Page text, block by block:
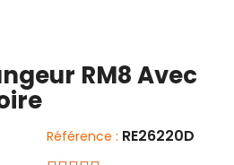
RM8 Avec
Référence : RE26220D